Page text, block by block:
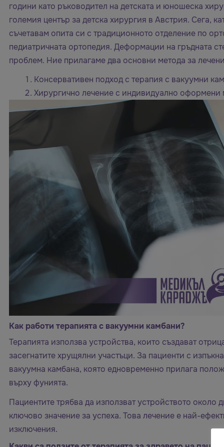
години като ръководител на детската и юношеска
големия център за детска хирургия в Австрия. Сега,
съчетавам опита си с традиционното отделение по
педиатричната ортопедия. Деформации на гръдната
проблем. Ние прилагаме два основни метода за
Консервативен подход с терапия с вакуумни
Хирургично лечение с индивидуално оформени
Как работи терапията с вакуумни камбани?
Терапията използва устройства, които създават
засегнатите хрущялни участъци. За пациенти с
вакуумна камбана, която едновременно прилага
върху фунията.
Пациентите трябва да използват устройството около
ключово значение за успеха. Това лечение е най-
изключения.